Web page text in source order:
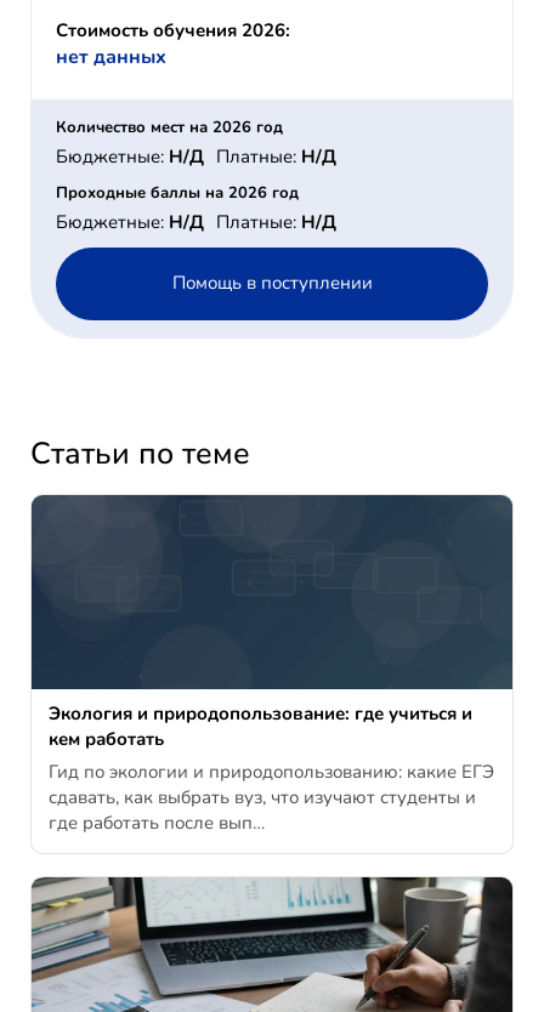
Стоимость обучения 2026:
нет данных
Количество мест на 2026 год
Бюджетные: Н/Д Платные: Н/Д
Проходные баллы на 2026 год
Бюджетные: Н/Д Платные: Н/Д
Помощь в поступлении
Статьи по теме
Экология и природопользование: где учиться и
кем работать
Гид по экологии и природопользованию: какие ЕГЭ
сдавать, как выбрать вуз, что изучают студенты и
где работать после вып…